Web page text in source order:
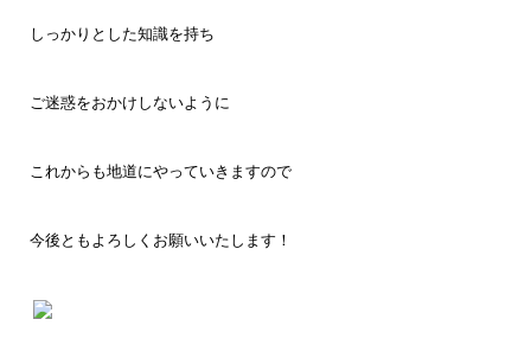
しっかりとした知識を持ち
ご迷惑をおかけしないように
これからも地道にやっていきますので
今後ともよろしくお願いいたします！